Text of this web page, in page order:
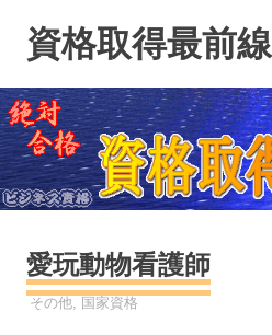
ン
ツ
へ
ス
キ
資格取得最前線
愛玩動物看護師
資格
その他, 国家資格